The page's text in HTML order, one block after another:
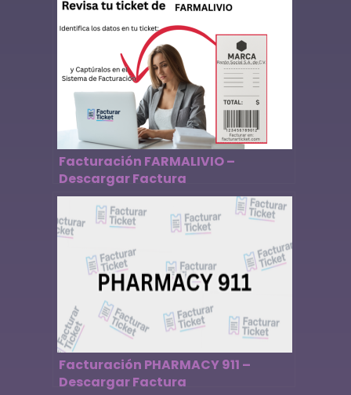
Facturación FARMALIVIO –
Descargar Factura
Facturación PHARMACY 911 –
Descargar Factura